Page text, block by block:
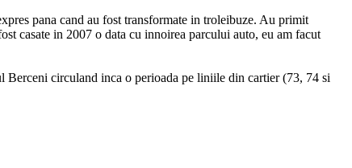
pana cand au fost transformate in troleibuze. Au primit
casate in 2007 o data cu innoirea parcului auto, eu am facut
Berceni circuland inca o perioada pe liniile din cartier (73, 74 si